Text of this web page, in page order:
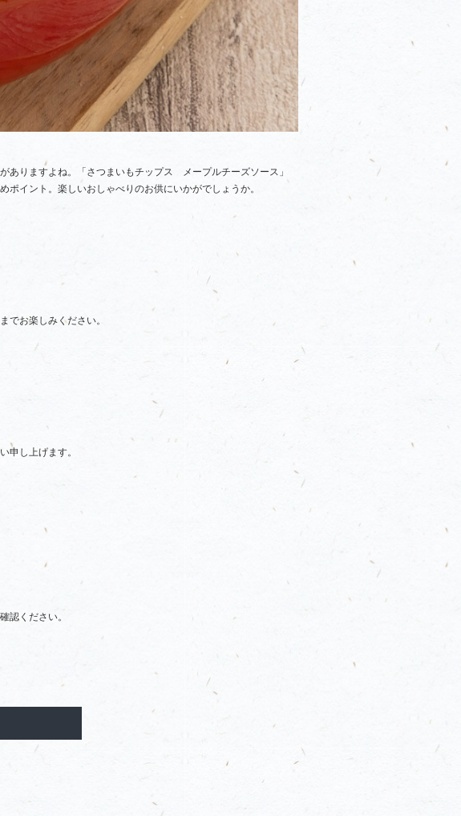
ありますよね。「さつまいもチップス メープルチーズソース」
イント。楽しいおしゃべりのお供にいかがでしょうか。
でお楽しみください。
申し上げます。
認ください。